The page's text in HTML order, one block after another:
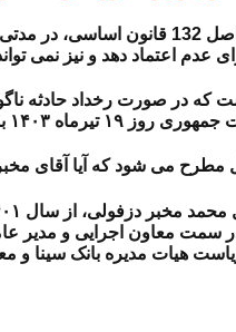
همچنین طبق اصل 132
رای‏ عدم‏ اعتماد دهد و نیز نمی‏
که در صورت رخداد حادثه
نیز از روز ۲۰ تیر ۱۴۰۳ یا روز اعلام نتایج کارش را آغاز می‌کند.
مطرح می شود که آیا آقای
سمت معاون اجرایی و مدیر
هیات مدیره بانک سینا و